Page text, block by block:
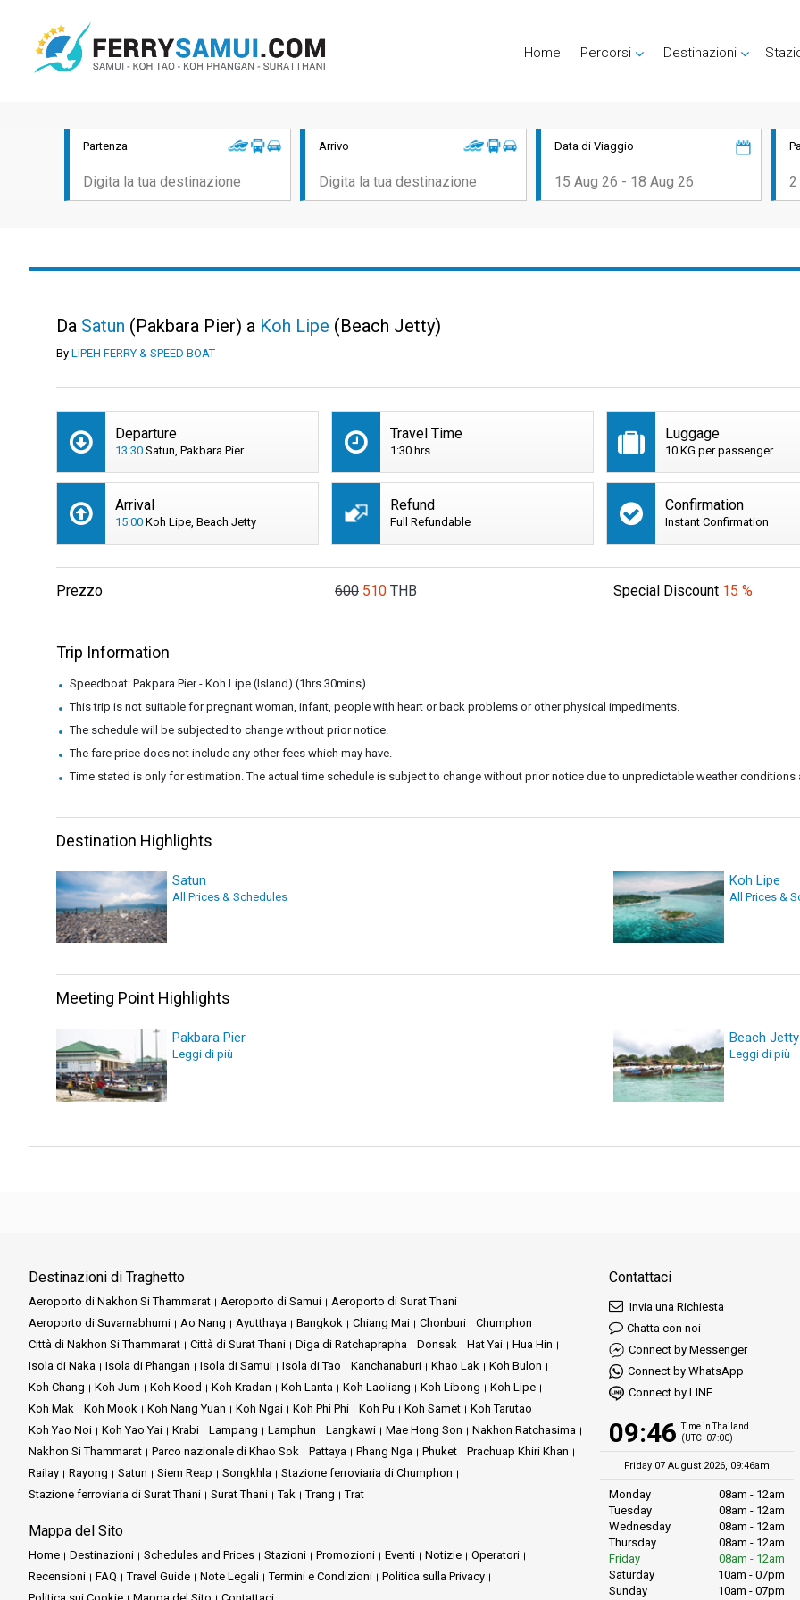
Home Percorsi Destinazioni
Partenza Arrivo Data di Viaggio
Da Satun (Pakbara Pier) a Koh Lipe (Beach Jetty)
By LIPEH FERRY & SPEED BOAT
Departure
13:30 Satun, Pakbara Pier
Travel Time
1:30 hrs
Luggage
10 KG per passenger
Arrival
15:00 Koh Lipe, Beach Jetty
Refund
Full Refundable
Confirmation
Instant Confirmation
Prezzo 600 510 THB Special Discount 15 %
Trip Information
Speedboat: Pakpara Pier - Koh Lipe (Island) (1hrs 30mins)
This trip is not suitable for pregnant woman, infant, people with heart or back problems or other physical impediments.
The schedule will be subjected to change without prior notice.
The fare price does not include any other fees which may have.
Time stated is only for estimation. The actual time schedule is subject to change without prior notice due to unpredictable weather
Destination Highlights
Satun
All Prices & Schedules
Koh Lipe
All Prices &
Meeting Point Highlights
Pakbara Pier
Leggi di più
Beach Jetty
Leggi di più
Destinazioni di Traghetto
Aeroporto di Nakhon Si Thammarat Aeroporto di Samui
Aeroporto di Surat Thani
Aeroporto di Suvarnabhumi
Ao Nang Ayutthaya Bangkok Chiang Mai Chonburi
Chumphon
Città di Nakhon Si Thammarat
Città di Surat Thani Diga di Ratchaprapha Donsak Hat Yai
Hua Hin
Isola di Naka
Isola di Phangan Isola di Samui Isola di Tao Kanchanaburi Khao Lak
Koh Bulon
Koh Chang
Koh Jum Koh Kood Koh Kradan Koh Lanta Koh Laoliang Koh Libong
Koh Lipe
Koh Mak
Koh Mook Koh Nang Yuan Koh Ngai Koh Phi Phi Koh Pu Koh Samet
Koh Tarutao
Koh Yao Noi
Koh Yao Yai Krabi Lampang Lamphun Langkawi Mae Hong Son
Nakhon Ratchasima
Nakhon Si Thammarat
Parco nazionale di Khao Sok Pattaya Phang Nga Phuket
Prachuap Khiri Khan
Railay
Rayong Satun Siem Reap Songkhla
Stazione ferroviaria di Chumphon
Stazione ferroviaria di Surat Thani
Surat Thani Tak Trang Trat
Mappa del Sito
Home Destinazioni Schedules and Prices Stazioni Promozioni Eventi Notizie
Operatori
Recensioni
FAQ Travel Guide Note Legali Termini e Condizioni
Politica sulla Privacy
Contattaci
Invia una Richiesta
Chatta con noi
Connect by Messenger
Connect by WhatsApp
Connect by LINE
09:46
Time in Thailand
(UTC+07:00)
Friday 07 August 2026, 09:46am
Monday
08am - 12am
Tuesday
08am - 12am
Wednesday
08am - 12am
Thursday
08am - 12am
Friday
08am - 12am
Saturday
10am - 07pm
Sunday
10am - 07pm